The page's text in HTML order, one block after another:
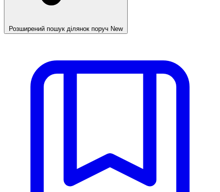
Розширений пошук ділянок поруч New